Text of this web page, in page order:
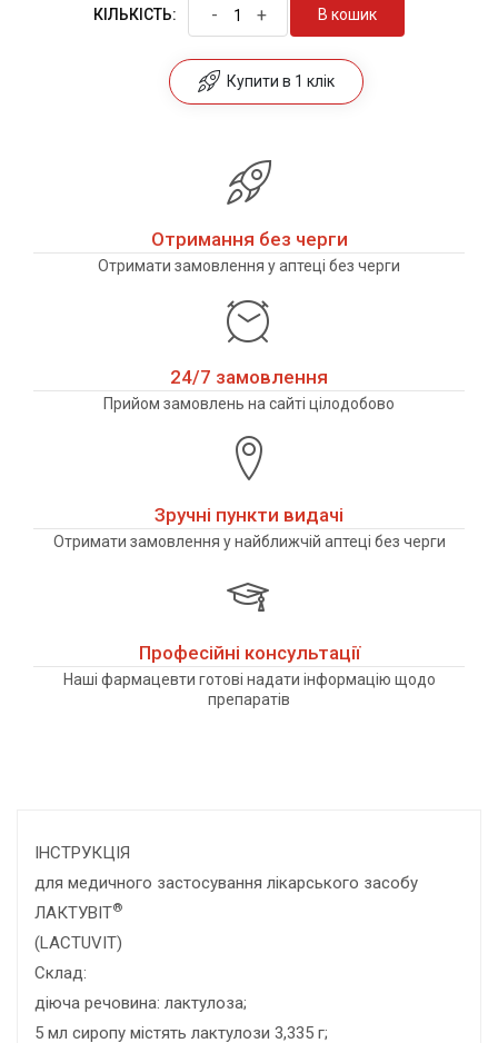
КІЛЬКІСТЬ: - + В кошик
Купити в 1 клік
Отримання без черги
Отримати замовлення у аптеці без черги
24/7 замовлення
Прийом замовлень на сайті цілодобово
Зручні пункти видачі
Отримати замовлення у найближчій аптеці без черги
Професійні консультації
Наші фармацевти готові надати інформацію щодо
препаратів
ІНСТРУКЦІЯ
для медичного застосування лікарського засобу
ЛАКТУВІТ®
(LACTUVIT)
Склад:
діюча речовина: лактулоза;
5 мл сиропу містять лактулози 3,335 г;